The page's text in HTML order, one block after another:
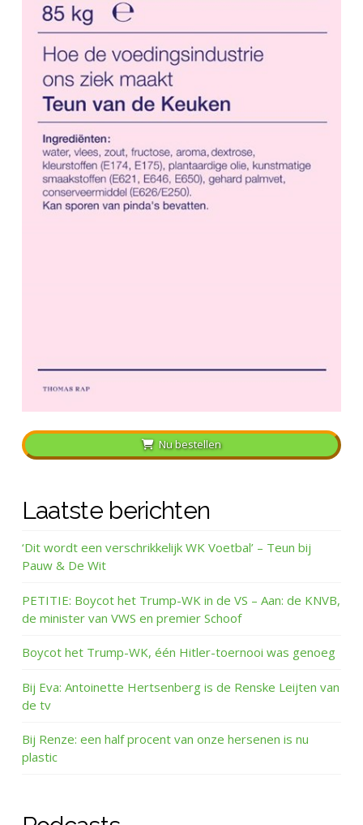
Nu bestellen
Laatste berichten
‘Dit wordt een verschrikkelijk WK Voetbal’ – Teun bij
Pauw & De Wit
PETITIE: Boycot het Trump-WK in de VS – Aan: de KNVB,
de minister van VWS en premier Schoof
Boycot het Trump-WK, één Hitler-toernooi was genoeg
Bij Eva: Antoinette Hertsenberg is de Renske Leijten van
de tv
Bij Renze: een half procent van onze hersenen is nu
plastic